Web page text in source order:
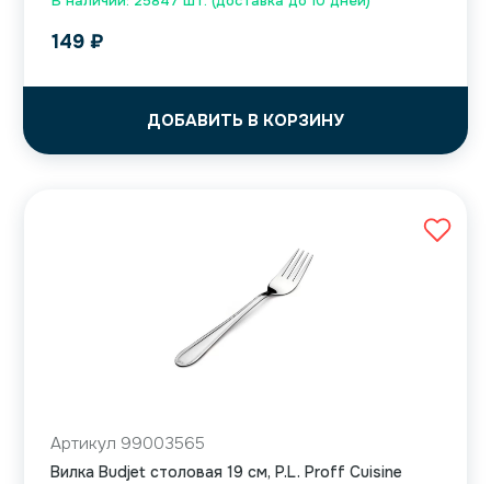
149 ₽
ДОБАВИТЬ В КОРЗИНУ
Артикул 99003565
Вилка Budjet столовая 19 см, P.L. Proff Cuisine